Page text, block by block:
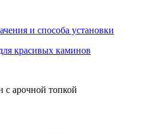
и способа установки
красивых каминов